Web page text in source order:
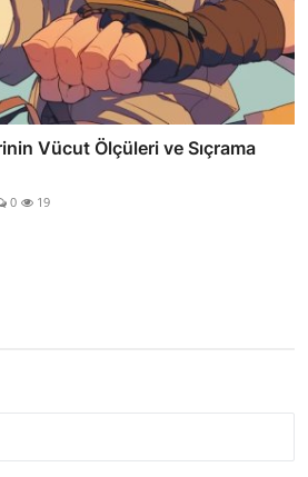
Vücut Ölçüleri ve Sıçrama
0 19